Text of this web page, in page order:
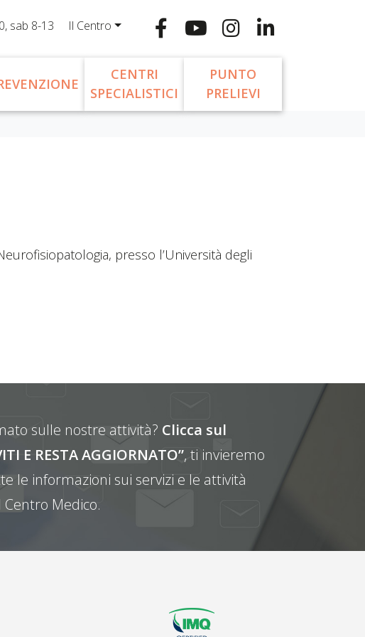
sab 8-13 Il Centro
CENTRI
SPECIALISTICI
PUNTO
PRELIEVI
presso l’Università degli
sulle nostre attività? Clicca sul
E RESTA AGGIORNATO”, ti invieremo
le informazioni sui servizi e le attività
Medico.